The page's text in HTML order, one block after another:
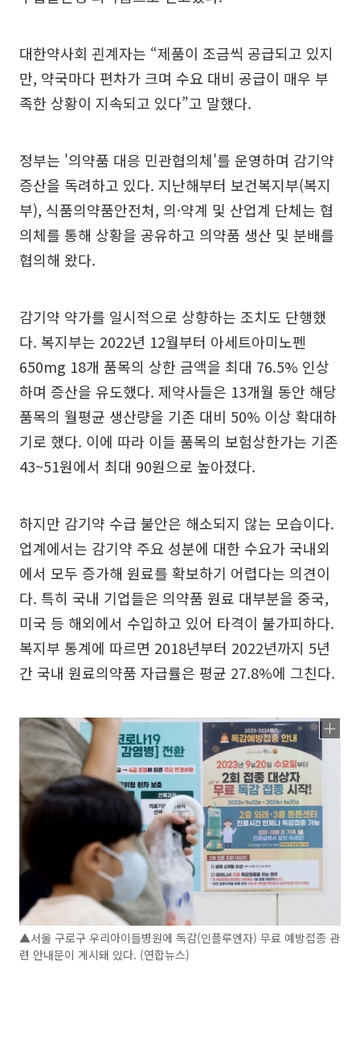
대한약사회 괸계자는 “제품이 조금씩 공급되고 있지
만, 약국마다 편차가 크며 수요 대비 공급이 매우 부
족한 상황이 지속되고 있다”고 말했다.
정부는 '의약품 대응 민관협의체'를 운영하며 감기약
증산을 독려하고 있다. 지난해부터 보건복지부(복지
부), 식품의약품안전처, 의·약계 및 산업계 단체는 협
의체를 통해 상황을 공유하고 의약품 생산 및 분배를
협의해 왔다.
감기약 약가를 일시적으로 상향하는 조치도 단행했
다. 복지부는 2022년 12월부터 아세트아미노펜
650mg 18개 품목의 상한 금액을 최대 76.5% 인상
하며 증산을 유도했다. 제약사들은 13개월 동안 해당
품목의 월평균 생산량을 기존 대비 50% 이상 확대하
기로 했다. 이에 따라 이들 품목의 보험상한가는 기존
43~51원에서 최대 90원으로 높아졌다.
하지만 감기약 수급 불안은 해소되지 않는 모습이다.
업계에서는 감기약 주요 성분에 대한 수요가 국내외
에서 모두 증가해 원료를 확보하기 어렵다는 의견이
다. 특히 국내 기업들은 의약품 원료 대부분을 중국,
미국 등 해외에서 수입하고 있어 타격이 불가피하다.
복지부 통계에 따르면 2018년부터 2022년까지 5년
간 국내 원료의약품 자급률은 평균 27.8%에 그친다.
▲서울 구로구 우리아이들병원에 독감(인플루엔자) 무료 예방접종 관
련 안내문이 게시돼 있다. (연합뉴스)